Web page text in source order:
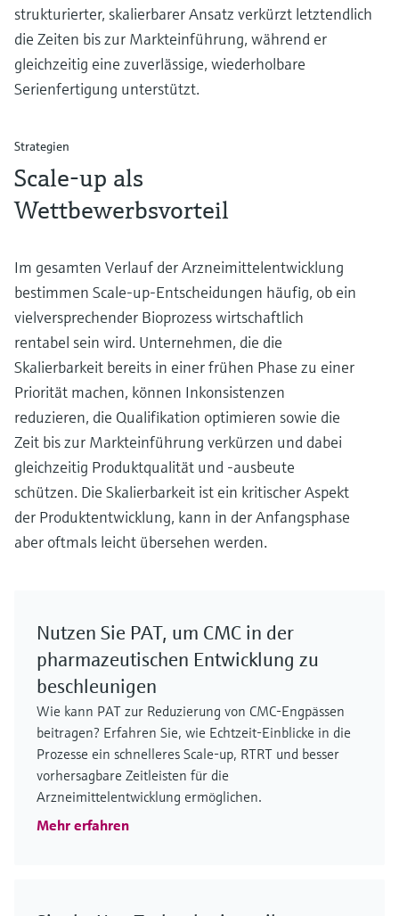
strukturierter, skalierbarer Ansatz verkürzt letztendlich
die Zeiten bis zur Markteinführung, während er
gleichzeitig eine zuverlässige, wiederholbare
Serienfertigung unterstützt.
Strategien
Scale-up als
Wettbewerbsvorteil
Im gesamten Verlauf der Arzneimittelentwicklung
bestimmen Scale-up-Entscheidungen häufig, ob ein
vielversprechender Bioprozess wirtschaftlich
rentabel sein wird. Unternehmen, die die
Skalierbarkeit bereits in einer frühen Phase zu einer
Priorität machen, können Inkonsistenzen
reduzieren, die Qualifikation optimieren sowie die
Zeit bis zur Markteinführung verkürzen und dabei
gleichzeitig Produktqualität und -ausbeute
schützen. Die Skalierbarkeit ist ein kritischer Aspekt
der Produktentwicklung, kann in der Anfangsphase
aber oftmals leicht übersehen werden.
Nutzen Sie PAT, um CMC in der
pharmazeutischen Entwicklung zu
beschleunigen
Wie kann PAT zur Reduzierung von CMC-Engpässen
beitragen? Erfahren Sie, wie Echtzeit-Einblicke in die
Prozesse ein schnelleres Scale-up, RTRT und besser
vorhersagbare Zeitleisten für die
Arzneimittelentwicklung ermöglichen.
Mehr erfahren